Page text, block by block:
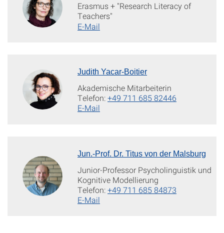
Erasmus + "Research Literacy of
Teachers"
E-Mail
Judith Yacar-Boitier
Akademische Mitarbeiterin
Telefon:+49 711 685 82446
E-Mail
Jun.-Prof. Dr. Titus von der Malsburg
Junior-Professor Psycholinguistik und
Kognitive Modellierung
Telefon:+49 711 685 84873
E-Mail